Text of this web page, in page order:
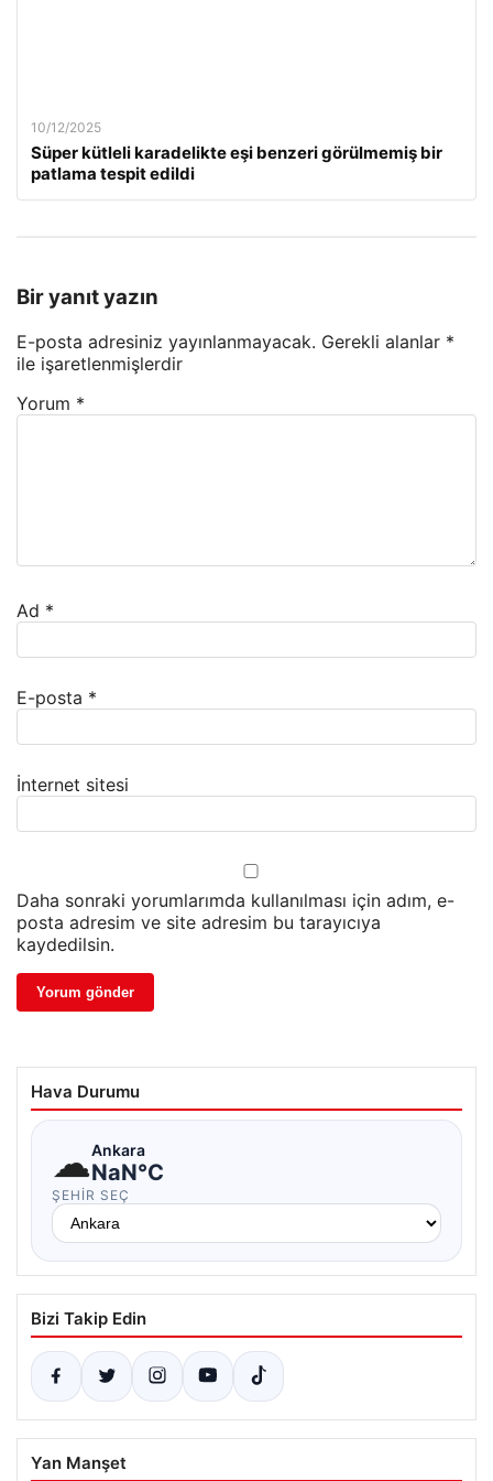
10/12/2025
Süper kütleli karadelikte eşi benzeri görülmemiş bir
patlama tespit edildi
Bir yanıt yazın
E-posta adresiniz yayınlanmayacak. Gerekli alanlar *
ile işaretlenmişlerdir
Yorum *
Ad *
E-posta *
İnternet sitesi
Daha sonraki yorumlarımda kullanılması için adım, e-
posta adresim ve site adresim bu tarayıcıya
kaydedilsin.
Hava Durumu
☁Ankara
NaN°C
ŞEHIR SEÇ
Bizi Takip Edin
Yan Manşet